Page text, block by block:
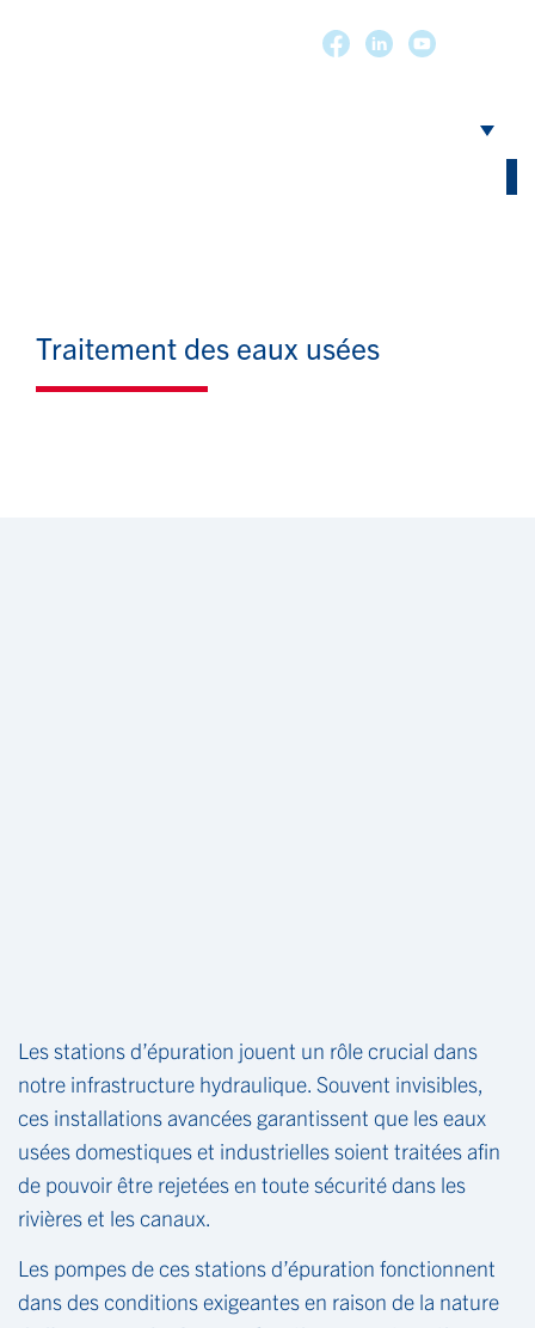
Traitement des eaux usées
Les stations d’épuration jouent un rôle crucial dans
notre infrastructure hydraulique. Souvent invisibles,
ces installations avancées garantissent que les eaux
usées domestiques et industrielles soient traitées afin
de pouvoir être rejetées en toute sécurité dans les
rivières et les canaux.
Les pompes de ces stations d’épuration fonctionnent
dans des conditions exigeantes en raison de la nature